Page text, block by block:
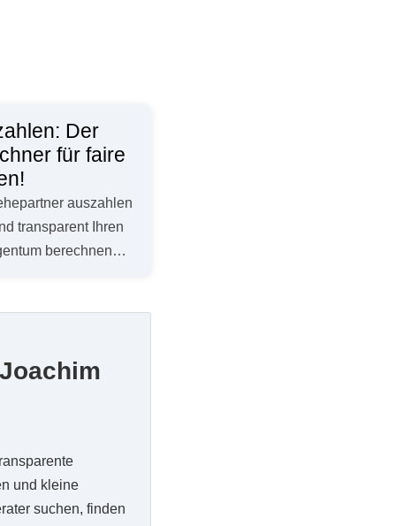
Der
für faire
auszahlen
transparent Ihren
berechnen…
und kleine
suchen, finden